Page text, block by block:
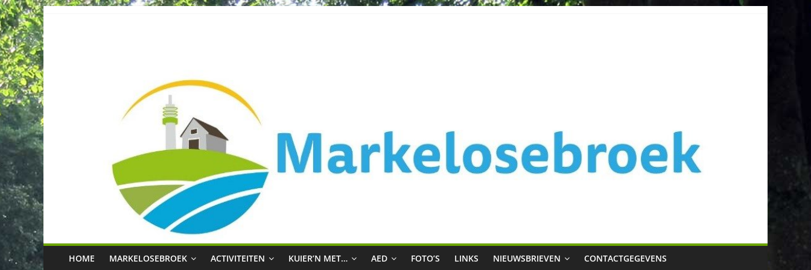
Spring
naar
inhoud
Markelosebroek
HOME MARKELOSEBROEK ACTIVITEITEN KUIER’N MET… AED FOTO’S LINKS NIEUWSBRIEVEN CONTACTGEGEVENS